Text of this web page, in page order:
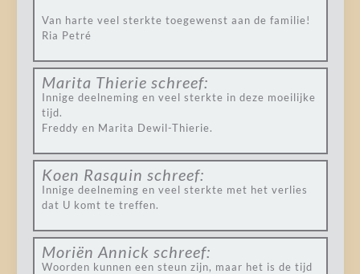
Van harte veel sterkte toegewenst aan de familie!
Ria Petré
Marita Thierie schreef:
Innige deelneming en veel sterkte in deze moeilijke
tijd.
Freddy en Marita Dewil-Thierie.
Koen Rasquin schreef:
Innige deelneming en veel sterkte met het verlies
dat U komt te treffen.
Moriën Annick schreef:
Woorden kunnen een steun zijn, maar het is de tijd